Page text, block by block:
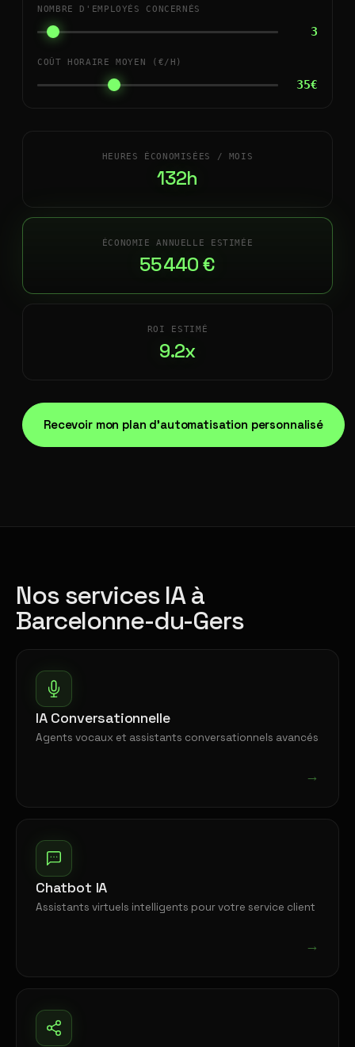
NOMBRE D'EMPLOYÉS CONCERNÉS
3
COÛT HORAIRE MOYEN (€/H)
35€
HEURES ÉCONOMISÉES / MOIS
132h
ÉCONOMIE ANNUELLE ESTIMÉE
55 440 €
ROI ESTIMÉ
9.2x
Recevoir mon plan d'automatisation personnalisé
Nos services IA à
Barcelonne-du-Gers
IA Conversationnelle
Agents vocaux et assistants conversationnels avancés
→
Chatbot IA
Assistants virtuels intelligents pour votre service client
→